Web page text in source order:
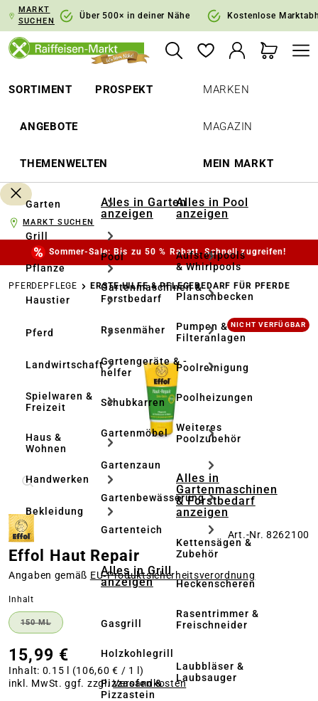
Zur Hauptnavigation springen
MARKT
SUCHEN
Über 500× in deiner Nähe Kostenlose
SORTIMENT PROSPEKT
ANGEBOTE
THEMENWELTEN
MARKEN
MAGAZIN
MEIN MARKT
Garten
Grill
Pflanze
Haustier
Pferd
Landwirtschaft
Spielwaren &
Freizeit
Haus &
Wohnen
Handwerken
Bekleidung
Alles in Garten
anzeigen
Pool
Gartenmaschinen &
Forstbedarf
Rasenmäher
Gartengeräte & -
helfer
Schubkarren
Gartenmöbel
Gartenzaun
Gartenbewässerung
Gartenteich
Alles in Grill
anzeigen
Gasgrill
Holzkohlegrill
Pizzaofen &
Pizzastein
Alles in Pool
anzeigen
Aufstellpools
& Whirlpools
Planschbecken
Pumpen &
Filteranlagen
Poolreinigung
Poolheizungen
Weiteres
Poolzubehör
Alles in
Gartenmaschinen
& Forstbedarf
anzeigen
Kettensägen &
Zubehör
Heckenscheren
Rasentrimmer &
Freischneider
Laubbläser &
Laubsauger
MARKT SUCHEN
Sommer-Sale: Bis zu 50 % Rabatt. Schnell zugreifen!
PFERDEPFLEGE ERSTE HILFE & PFLEGEBEDARF FÜR PFERDE
Bildergalerie überspringen NICHT VERFÜGBAR
Art.-Nr. 8262100
Effol Haut Repair
Angaben gemäß EU‑Produktsicherheitsverordnung
Inhalt
150 ML(DIESE OPTION IST ZURZEIT NICHT VERFÜGBAR.)
15,99 €
Inhalt: 0.15 l (106,60 € / 1 l)
inkl. MwSt. ggf. zzgl.Versandkosten